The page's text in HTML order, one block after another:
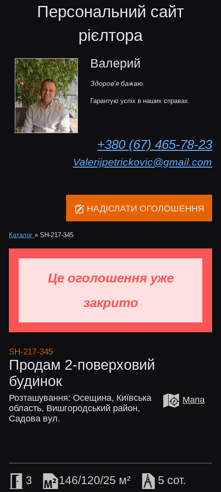
Персональний сайт
рієлтора
Валерий
Здоров'я бажаю.
Гарантую успіх в наших справах.
+380 (67) 465-78-23
Valerijpetrickovic@gmail.com
НАДІСЛАТИ ОГОЛОШЕННЯ
Каталог » SH-217-345
Це оголошення уже
закрито
SH-217-345
Продам 2-поверховий
будинок
Розташування: Осещина, Київська
область, Вишгородський район,
Садова вул.
Мапа
3 146/120/25 м²
5 сот.